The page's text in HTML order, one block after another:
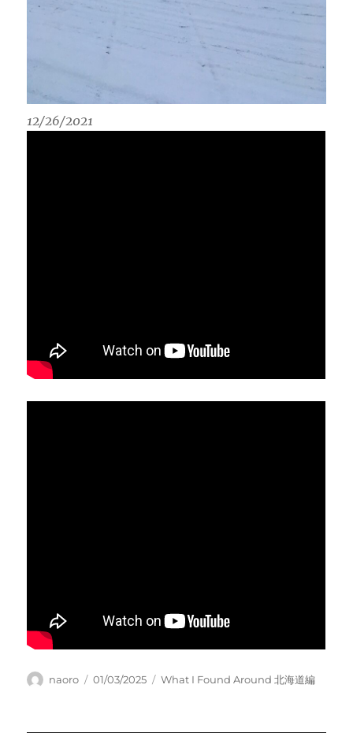
12/26/2021
Author
naoro
Posted
01/03/2025 Categories
What I Found Around 北海道編